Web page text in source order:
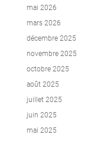
mai 2026
mars 2026
décembre 2025
novembre 2025
octobre 2025
août 2025
juillet 2025
juin 2025
mai 2025